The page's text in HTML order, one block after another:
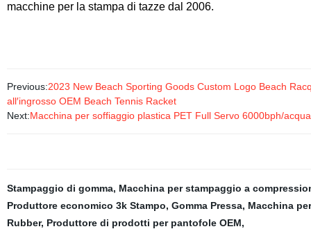
macchine per la stampa di tazze dal 2006.
Previous:2023 New Beach Sporting Goods Custom Logo Beach
all′ingrosso OEM Beach Tennis Racket
Next:Macchina per soffiaggio plastica PET Full Servo 6000bph/
Stampaggio di gomma, Macchina per stampaggio a
Produttore economico 3k Stampo, Gomma Pressa, Macchina
Rubber, Produttore di prodotti per pantofole OEM,